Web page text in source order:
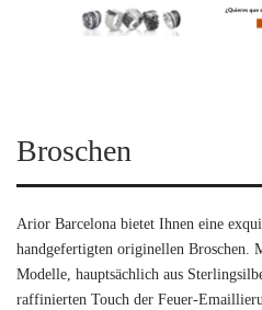
Broschen
Arior Barcelona bietet Ihnen eine
handgefertigten originellen Broschen.
Modelle, hauptsächlich aus
raffinierten Touch der Feuer-